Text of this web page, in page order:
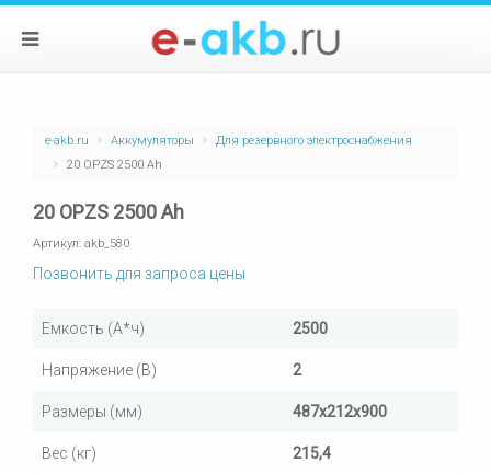
e-akb.ru Аккумуляторы
Для резервного электроснабжения
20 OPZS 2500 Ah
20 OPZS 2500 Ah
Артикул: akb_580
Позвонить для запроса цены
Емкость (А*ч) 2500
Напряжение (В) 2
Размеры (мм) 487х212х900
Вес (кг) 215,4